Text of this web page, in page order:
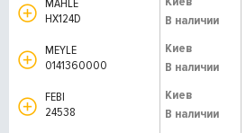
MAHLE
HX124D
В наличии
MEYLE
0141360000
Киев
В наличии
FEBI
24538
Киев
В наличии